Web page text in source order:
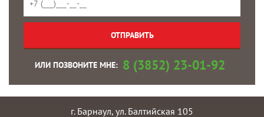
ИЛИ ПОЗВОНИТЕ МНЕ: 8 (3852) 23-01-92
г. Барнаул, ул. Балтийская 105